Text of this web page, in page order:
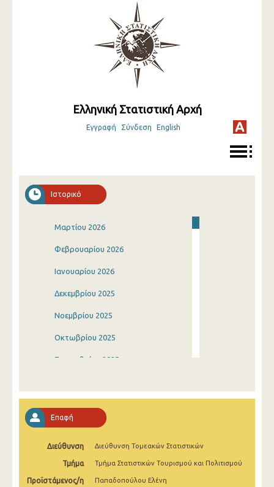
Ελληνική Στατιστική Αρχή
Εγγραφή Σύνδεση English
Ιστορικό
Μαρτίου 2026
Φεβρουαρίου 2026
Ιανουαρίου 2026
Δεκεμβρίου 2025
Νοεμβρίου 2025
Οκτωβρίου 2025
Σεπτεμβρίου 2025
Ιουνίου 2025
Μαΐου 2025
Απριλίου 2025
Επαφή
Διεύθυνση Διεύθυνση Τομεακών Στατιστικών
Τμήμα Τμήμα Στατιστικών Τουρισμού και Πολιτισμού
Προϊστάμενος/η Παπαδοπούλου Ελένη